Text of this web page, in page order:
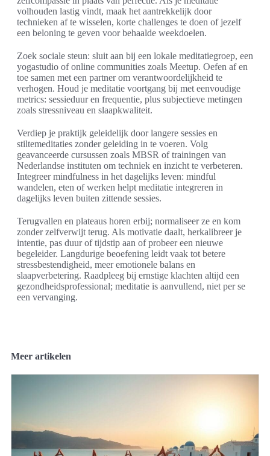
volhouden lastig vindt, maak het aantrekkelijk door
technieken af te wisselen, korte challenges te doen of jezelf
een beloning te geven voor behaalde weekdoelen.
Zoek sociale steun: sluit aan bij een lokale meditatiegroep, een
yogastudio of online communities zoals Meetup. Oefen af en
toe samen met een partner om verantwoordelijkheid te
verhogen. Houd je meditatie voortgang bij met eenvoudige
metrics: sessieduur en frequentie, plus subjectieve metingen
zoals stressniveau en slaapkwaliteit.
Verdiep je praktijk geleidelijk door langere sessies en
stiltemeditaties zonder geleiding in te voeren. Volg
geavanceerde cursussen zoals MBSR of trainingen van
Nederlandse instituten om techniek en inzicht te verbeteren.
Integreer mindfulness in het dagelijks leven: mindful
wandelen, eten of werken helpt meditatie integreren in
dagelijks leven buiten zittende sessies.
Terugvallen en plateaus horen erbij; normaliseer ze en kom
zonder zelfverwijt terug. Als motivatie daalt, herkalibreer je
intentie, pas duur of tijdstip aan of probeer een nieuwe
begeleider. Langdurige beoefening leidt vaak tot betere
stressbestendigheid, meer emotionele balans en
slaapverbetering. Raadpleeg bij ernstige klachten altijd een
gezondheidsprofessional; meditatie is aanvullend, niet per se
een vervanging.
Meer artikelen